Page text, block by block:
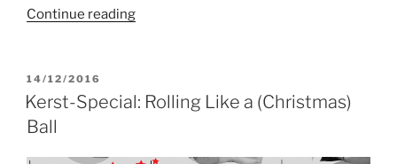
Continue reading“Pilates
van
POSTED
ON
14/12/2016
Kerst-Special: Rolling Like a (Christmas)
Ball